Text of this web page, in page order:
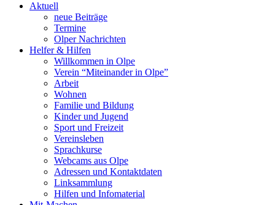
Aktuell
neue Beiträge
Termine
Olper Nachrichten
Helfer & Hilfen
Willkommen in Olpe
Verein “Miteinander in Olpe”
Arbeit
Wohnen
Familie und Bildung
Kinder und Jugend
Sport und Freizeit
Vereinsleben
Sprachkurse
Webcams aus Olpe
Adressen und Kontaktdaten
Linksammlung
Hilfen und Infomaterial